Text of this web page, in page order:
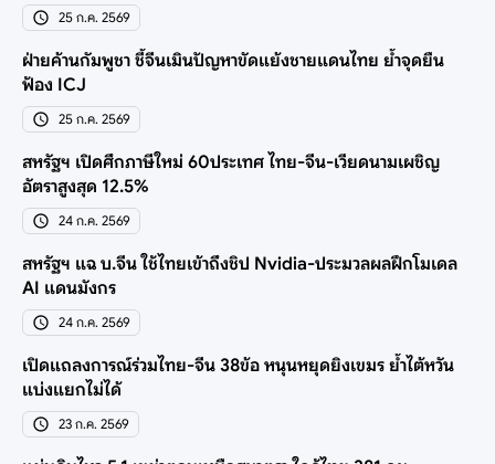
25 ก.ค. 2569
ฝ่ายค้านกัมพูชา ชี้จีนเมินปัญหาขัดแย้งชายแดนไทย ย้ำจุดยืน
ฟ้อง ICJ
25 ก.ค. 2569
สหรัฐฯ เปิดศึกภาษีใหม่ 60ประเทศ ไทย-จีน-เวียดนามเผชิญ
อัตราสูงสุด 12.5%
24 ก.ค. 2569
สหรัฐฯ แฉ บ.จีน ใช้ไทยเข้าถึงชิป Nvidia-ประมวลผลฝึกโมเดล
AI แดนมังกร
24 ก.ค. 2569
เปิดแถลงการณ์ร่วมไทย-จีน 38ข้อ หนุนหยุดยิงเขมร ย้ำไต้หวัน
แบ่งแยกไม่ได้
23 ก.ค. 2569